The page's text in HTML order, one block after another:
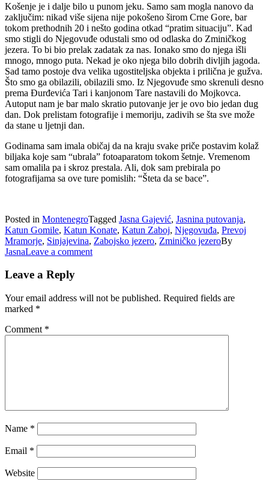
Košenje je i dalje bilo u punom jeku. Samo sam mogla nanovo da
zaključim: nikad više sijena nije pokošeno širom Crne Gore, bar
tokom prethodnih 20 i nešto godina otkad “pratim situaciju”. Kad
smo stigli do Njegovuđe odustali smo od odlaska do Zminičkog
jezera. To bi bio prelak zadatak za nas. Ionako smo do njega išli
mnogo, mnogo puta. Nekad je oko njega bilo dobrih divljih jagoda.
Sad tamo postoje dva velika ugostiteljska objekta i prilična je gužva.
Što smo ga obilazili, obilazili smo. Iz Njegovuđe smo skrenuli desno
prema Đurđevića Tari i kanjonom Tare nastavili do Mojkovca.
Autoput nam je bar malo skratio putovanje jer je ovo bio jedan dug
dan. Dok prelistam fotografije i memoriju, zadivih se šta sve može
da stane u ljetnji dan.
Godinama sam imala običaj da na kraju svake priče postavim kolaž
biljaka koje sam “ubrala” fotoaparatom tokom šetnje. Vremenom
sam omalila pa i skroz prestala. Ali, dok sam prebirala po
fotografijama sa ove ture pomislih: “Šteta da se bace”.
Posted in MontenegroTagged Jasna Gajević, Jasnina putovanja,
Katun Gomile, Katun Konate, Katun Zaboj, Njegovuđa, Prevoj
Mramorje, Sinjajevina, Zabojsko jezero, Zminičko jezeroBy
JasnaLeave a comment
Leave a Reply
Your email address will not be published. Required fields are
marked *
Comment *
Name *
Email *
Website